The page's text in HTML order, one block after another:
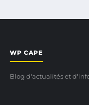
WP CAPE
Blog d'actualités et